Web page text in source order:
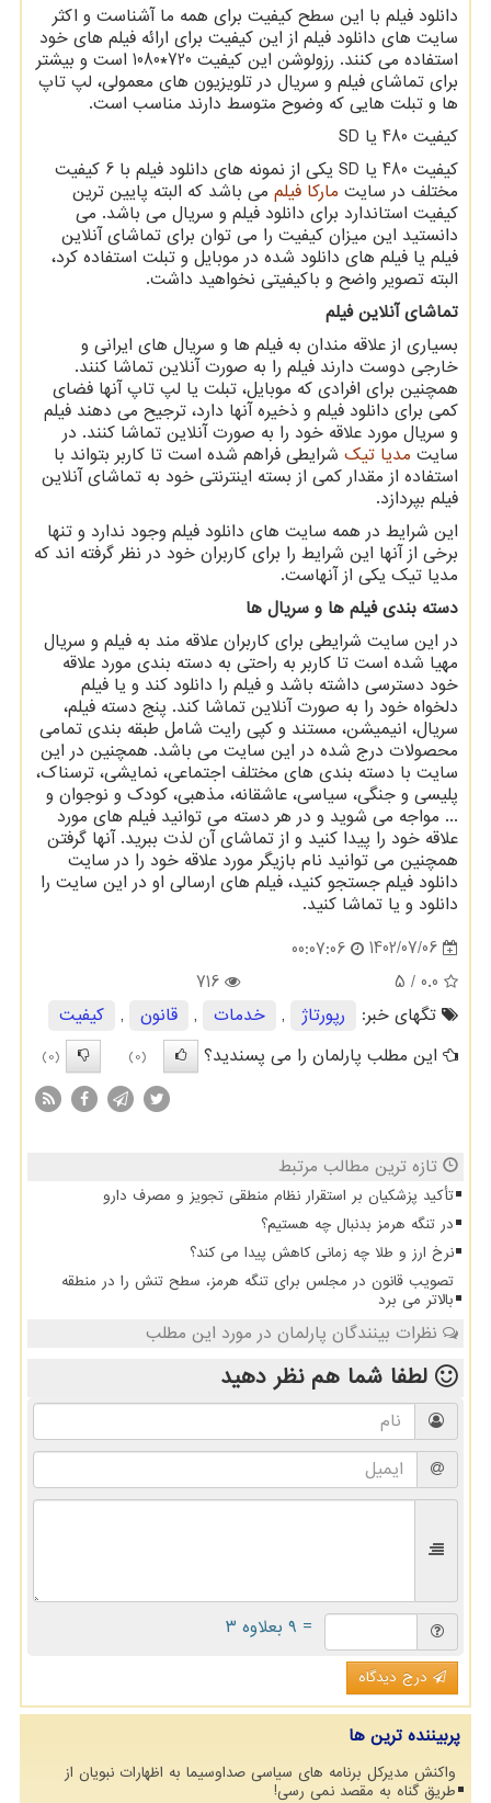
دانلود فیلم با این سطح کیفیت برای همه ما آشناست و اکثر
سایت های دانلود فیلم از این کیفیت برای ارائه فیلم های خود
استفاده می کنند. رزولوشن این کیفیت 720*1080 است و بیشتر
برای تماشای فیلم و سریال در تلویزیون های معمولی، لپ تاپ
ها و تبلت هایی که وضوح متوسط دارند مناسب است.
کیفیت 480 یا
کیفیت 480 یا
یکی از نمونه های دانلود فیلم با 6 کیفیت
مختلف در سایت مارکا فیلم می باشد که البته پایین ترین
کیفیت استاندارد برای دانلود فیلم و سریال می باشد. می
دانستید این میزان کیفیت را می توان برای تماشای آنلاین
فیلم یا فیلم های دانلود شده در موبایل و تبلت استفاده کرد،
البته تصویر واضح و باکیفیتی نخواهید داشت.
تماشای آنلاین فیلم
بسیاری از علاقه مندان به فیلم ها و سریال های ایرانی و
خارجی دوست دارند فیلم را به صورت آنلاین تماشا کنند.
همچنین برای افرادی که موبایل، تبلت یا لپ تاپ آنها فضای
کمی برای دانلود فیلم و ذخیره آنها دارد، ترجیح می دهند فیلم
و سریال مورد علاقه خود را به صورت آنلاین تماشا کنند. در
سایت مدیا تیک شرایطی فراهم شده است تا کاربر بتواند با
استفاده از مقدار کمی از بسته اینترنتی خود به تماشای آنلاین
فیلم بپردازد.
این شرایط در همه سایت های دانلود فیلم وجود ندارد و تنها
برخی از آنها این شرایط را برای کاربران خود در نظر گرفته اند که
مدیا تیک یکی از آنهاست.
دسته بندی فیلم ها و سریال ها
در این سایت شرایطی برای کاربران علاقه مند به فیلم و سریال
مهیا شده است تا کاربر به راحتی به دسته بندی مورد علاقه
خود دسترسی داشته باشد و فیلم را دانلود کند و یا فیلم
دلخواه خود را به صورت آنلاین تماشا کند. پنج دسته فیلم،
سریال، انیمیشن، مستند و کپی رایت شامل طبقه بندی تمامی
محصولات درج شده در این سایت می باشد. همچنین در این
سایت با دسته بندی های مختلف اجتماعی، نمایشی، ترسناک،
پلیسی و جنگی، سیاسی، عاشقانه، مذهبی، کودک و نوجوان و
... مواجه می شوید و در هر دسته می توانید فیلم های مورد
علاقه خود را پیدا کنید و از تماشای آن لذت ببرید. آنها گرفتن
همچنین می توانید نام بازیگر مورد علاقه خود را در سایت
دانلود فیلم جستجو کنید، فیلم های ارسالی او در این سایت را
دانلود و یا تماشا کنید.
1402/07/06
00:07:06
0.0
/ 5
716
تگهای خبر:
رپورتاژ , خدمات , قانون ,
كیفیت
این مطلب پارلمان را می پسندید؟
(0)
(0)
تازه ترین مطالب مرتبط
تأکید پزشکیان بر استقرار نظام منطقی تجویز و مصرف دارو
در تنگه هرمز بدنبال چه هستیم؟
نرخ ارز و طلا چه زمانی کاهش پیدا می کند؟
تصویب قانون در مجلس برای تنگه هرمز، سطح تنش را در منطقه
بالاتر می برد
نظرات بینندگان پارلمان در مورد این مطلب
لطفا شما همنظر دهید
= ۹ بعلاوه ۳
درج دیدگاه
پربیننده ترین ها
واکنش مدیرکل برنامه های سیاسی صداوسیما به اظهارات نبویان از
طریق گناه به مقصد نمی رسی!